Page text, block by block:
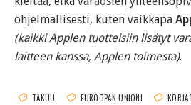
ohjelmallisesti, kuten vaikkapa
(kaikki Applen tuotteisiin lisätyt
laitteen kanssa, Applen toimesta).
TAKUU EUROOPAN UNIONI